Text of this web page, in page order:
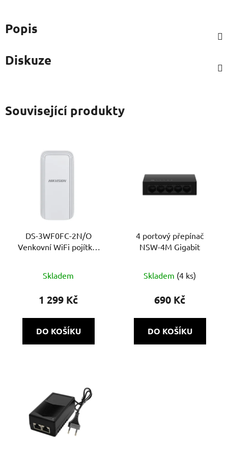
Popis
Diskuze
Související produkty
DS-3WF0FC-2N/O
Venkovní WiFi pojítko,
Skladem
1 299 Kč
DO KOŠÍKU
4 portový přepínač
NSW-4M Gigabit
Skladem (4 ks)
690 Kč
DO KOŠÍKU